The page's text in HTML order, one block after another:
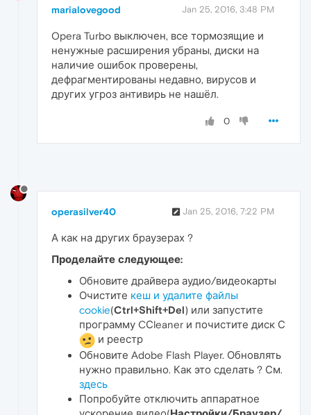
marialovegood Jan 25, 2016, 3:48 PM
Opera Turbo выключен, все тормозящие и
ненужные расширения убраны, диски на
наличие ошибок проверены,
дефрагментированы недавно, вирусов и
других угроз антивирь не нашёл.
0
operasilver40 Jan 25, 2016, 7:22 PM
А как на других браузерах ?
Проделайте следующее:
Обновите драйвера аудио/видеокарты
Очистите кеш и удалите файлы
cookie(Ctrl+Shift+Del) или запустите
программу CСleaner и почистите диск С
и реестр
Обновите Adobe Flash Player. Обновлять
нужно правильно. Как это сделать ? См.
здесь
Попробуйте отключить аппаратное